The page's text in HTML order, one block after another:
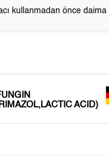
kullanmadan önce daima
ACID)